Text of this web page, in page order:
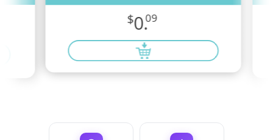
$0.09